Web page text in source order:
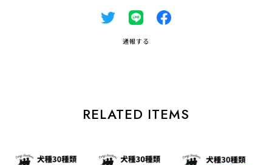
通報する
RELATED ITEMS